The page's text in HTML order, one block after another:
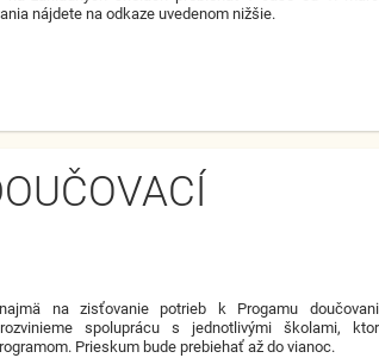
nájdete na odkaze uvedenom nižšie.
na zisťovanie potrieb k Progamu
spoluprácu s jednotlivými školami,
Prieskum bude prebiehať až do vianoc.